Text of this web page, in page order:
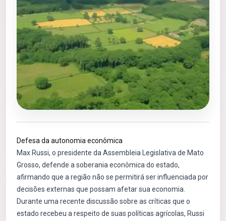
Defesa da autonomia econômica
Max Russi, o presidente da Assembleia Legislativa de Mato
Grosso, defende a soberania econômica do estado,
afirmando que a região não se permitirá ser influenciada por
decisões externas que possam afetar sua economia.
Durante uma recente discussão sobre as críticas que o
estado recebeu a respeito de suas políticas agrícolas, Russi